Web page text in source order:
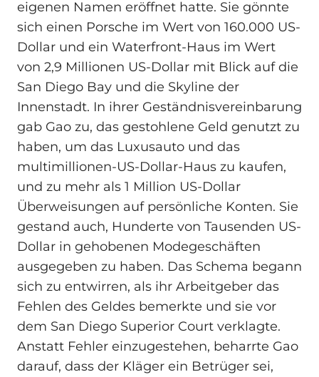
eigenen Namen eröffnet hatte. Sie gönnte
sich einen Porsche im Wert von 160.000 US-
Dollar und ein Waterfront-Haus im Wert
von 2,9 Millionen US-Dollar mit Blick auf die
San Diego Bay und die Skyline der
Innenstadt. In ihrer Geständnisvereinbarung
gab Gao zu, das gestohlene Geld genutzt zu
haben, um das Luxusauto und das
multimillionen-US-Dollar-Haus zu kaufen,
und zu mehr als 1 Million US-Dollar
Überweisungen auf persönliche Konten. Sie
gestand auch, Hunderte von Tausenden US-
Dollar in gehobenen Modegeschäften
ausgegeben zu haben. Das Schema begann
sich zu entwirren, als ihr Arbeitgeber das
Fehlen des Geldes bemerkte und sie vor
dem San Diego Superior Court verklagte.
Anstatt Fehler einzugestehen, beharrte Gao
darauf, dass der Kläger ein Betrüger sei,